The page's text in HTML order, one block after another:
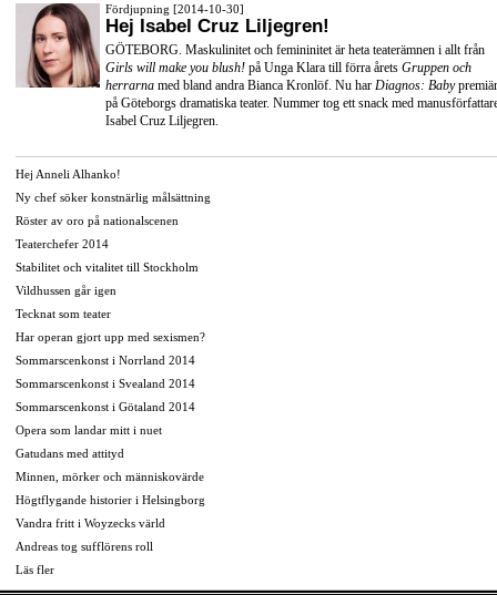
Fördjupning [2014-10-30]
Hej Isabel Cruz Liljegren!
GÖTEBORG. Maskulinitet och femininitet är heta teaterämnen i allt från
Girls will make you blush! på Unga Klara till förra årets Gruppen och
herrarna med bland andra Bianca Kronlöf. Nu har Diagnos: Babypremiär
på Göteborgs dramatiska teater. Nummer tog ett snack med
Isabel Cruz Liljegren.
Hej Anneli Alhanko!
Ny chef söker konstnärlig målsättning
Röster av oro på nationalscenen
Teaterchefer 2014
Stabilitet och vitalitet till Stockholm
Vildhussen går igen
Tecknat som teater
Har operan gjort upp med sexismen?
Sommarscenkonst i Norrland 2014
Sommarscenkonst i Svealand 2014
Sommarscenkonst i Götaland 2014
Opera som landar mitt i nuet
Gatudans med attityd
Minnen, mörker och människovärde
Högtflygande historier i Helsingborg
Vandra fritt i Woyzecks värld
Andreas tog sufflörens roll
Läs fler